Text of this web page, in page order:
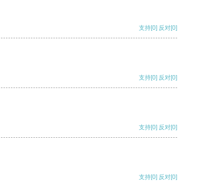
支持[0] 反对[0]
支持[0] 反对[0]
支持[0] 反对[0]
支持[0] 反对[0]